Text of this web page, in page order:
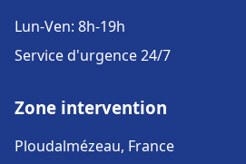
Lun-Ven: 8h-19h
Service d'urgence 24/7
Zone intervention
Ploudalmézeau, France